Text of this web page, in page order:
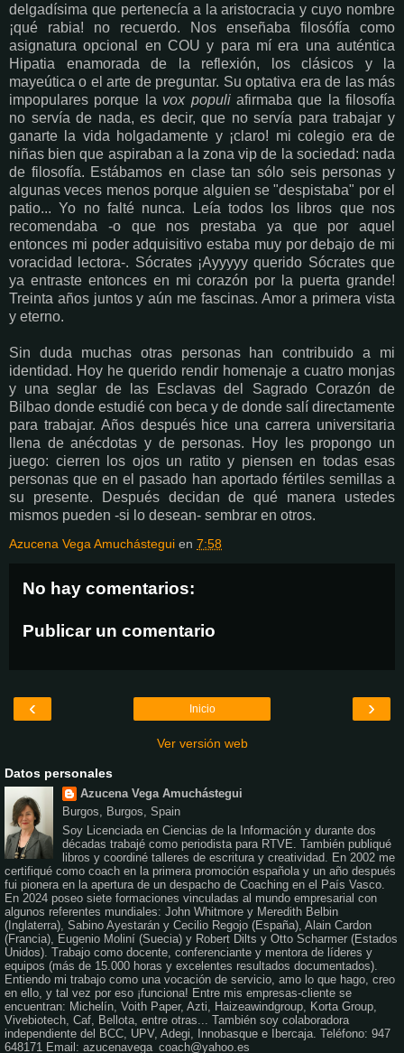
delgadísima que pertenecía a la aristocracia y cuyo nombre
¡qué rabia! no recuerdo. Nos enseñaba filosófía como
asignatura opcional en COU y para mí era una auténtica
Hipatia enamorada de la reflexión, los clásicos y la
mayeútica o el arte de preguntar. Su optativa era de las más
impopulares porque la vox populiafirmaba que la filosofía
no servía de nada, es decir, que no servía para trabajar y
ganarte la vida holgadamente y ¡claro! mi colegio era de
niñas bien que aspiraban a la zona vip de la sociedad: nada
de filosofía. Estábamos en clase tan sólo seis personas y
algunas veces menos porque alguien se "despistaba" por el
patio... Yo no falté nunca. Leía todos los libros que nos
recomendaba -o que nos prestaba ya que por aquel
entonces mi poder adquisitivo estaba muy por debajo de mi
voracidad lectora-. Sócrates ¡Ayyyyy querido Sócrates que
ya entraste entonces en mi corazón por la puerta grande!
Treinta años juntos y aún me fascinas. Amor a primera vista
y eterno.
Sin duda muchas otras personas han contribuido a mi
identidad. Hoy he querido rendir homenaje a cuatro monjas
y una seglar de las Esclavas del Sagrado Corazón de
Bilbao donde estudié con beca y de donde salí directamente
para trabajar. Años después hice una carrera universitaria
llena de anécdotas y de personas. Hoy les propongo un
juego: cierren los ojos un ratito y piensen en todas esas
personas que en el pasado han aportado fértiles semillas a
su presente. Después decidan de qué manera ustedes
mismos pueden -si lo desean- sembrar en otros.
Azucena Vega Amuchástegui en 7:58
No hay comentarios:
Publicar un comentario
‹ ›
Inicio
Ver versión web
Datos personales
Azucena Vega Amuchástegui
Burgos, Burgos, Spain
Soy Licenciada en Ciencias de la Información y durante dos
décadas trabajé como periodista para RTVE. También publiqué
libros y coordiné talleres de escritura y creatividad. En 2002 me
certifiqué como coach en la primera promoción española y un año después
fui pionera en la apertura de un despacho de Coaching en el País Vasco.
En 2024 poseo siete formaciones vinculadas al mundo empresarial con
algunos referentes mundiales: John Whitmore y Meredith Belbin
(Inglaterra), Sabino Ayestarán y Cecilio Regojo (España), Alain Cardon
(Francia), Eugenio Moliní (Suecia) y Robert Dilts y Otto Scharmer (Estados
Unidos). Trabajo como docente, conferenciante y mentora de líderes y
equipos (más de 15.000 horas y excelentes resultados documentados).
Entiendo mi trabajo como una vocación de servicio, amo lo que hago, creo
en ello, y tal vez por eso ¡funciona! Entre mis empresas-cliente se
encuentran: Michelín, Voith Paper, Azti, Haizeawindgroup, Korta Group,
Vivebiotech, Caf, Bellota, entre otras... También soy colaboradora
independiente del BCC, UPV, Adegi, Innobasque e Ibercaja. Teléfono: 947
648171 Email: azucenavega_coach@yahoo.es